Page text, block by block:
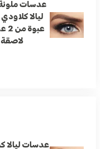
عدسات
ليالا
لاصقة
عدسات ليالا